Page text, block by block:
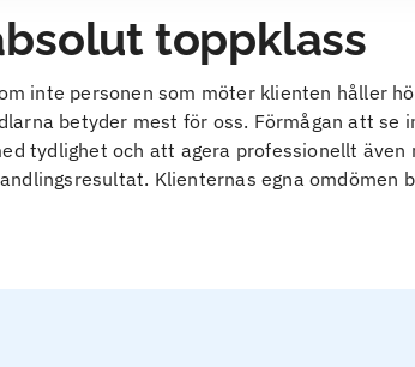
toppklass
inte personen som möter klienten håller
betyder mest för oss. Förmågan att se
tydlighet och att agera professionellt
Klienternas egna omdömen